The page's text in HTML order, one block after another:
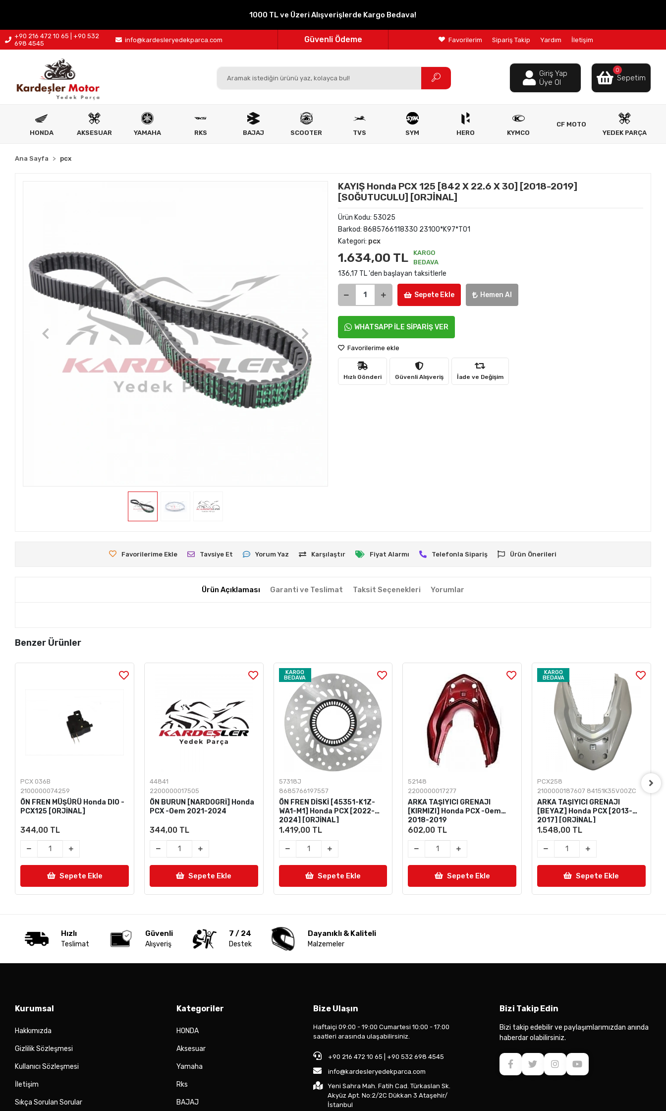
1000 TL ve Üzeri Alışverişlerde Kargo Bedava!
+90 216 472 10 65 | +90 532
698 4545
info@kardesleryedekparca.com
Parçanızın Online Adresi
100% Orijinal Ürün
Güvenli Ödeme
Ücretsiz İade
Favorilerim Sipariş Takip Yardım İletişim
Giriş Yap
Üye Ol
0
Sepetim
HONDA AKSESUAR YAMAHA RKS BAJAJ SCOOTER TVS SYM HERO KYMCO
CF MOTO
YEDEK PARÇA
Ana Sayfa pcx
KAYIŞ Honda PCX 125 [842 X 22.6 X 30] [2018-2019]
[SOĞUTUCULU] [ORJİNAL]
Ürün Kodu: 53025
Barkod: 8685766118330 23100*K97*T01
Kategori: pcx
1.634,00 TL
KARGO
BEDAVA
136,17 TL 'den başlayan taksitlerle
Sepete Ekle Hemen Al
WHATSAPP İLE SİPARİŞ VER
Favorilerime ekle
Hızlı Gönderi Güvenli Alışveriş İade ve Değişim
Favorilerime Ekle Tavsiye Et Yorum Yaz Karşılaştır Fiyat Alarmı Telefonla Sipariş Ürün Önerileri
Ürün Açıklaması Garanti ve Teslimat Taksit Seçenekleri Yorumlar
Benzer Ürünler
PCX 036B
2100000074259
ÖN FREN MÜŞÜRÜ Honda DIO -
PCX125 [ORJİNAL]
344,00 TL
Sepete Ekle
44841
2200000017505
ÖN BURUN [NARDOGRİ] Honda
PCX -Oem 2021-2024
344,00 TL
Sepete Ekle
KARGO
BEDAVA
57318J
8685766197557
ÖN FREN DİSKİ [45351-K1Z-
WA1-M1] Honda PCX [2022-
2024] [ORJİNAL]
1.419,00 TL
Sepete Ekle
52148
2200000017277
ARKA TAŞIYICI GRENAJI
[KIRMIZI] Honda PCX -Oem
2018-2019
602,00 TL
Sepete Ekle
KARGO
BEDAVA
PCX258
2100000187607 84151K35V00ZC
ARKA TAŞIYICI GRENAJI
[BEYAZ] Honda PCX [2013-
2017] [ORJİNAL]
1.548,00 TL
Sepete Ekle
Hızlı
Teslimat
Güvenli
Alışveriş
7 / 24
Destek
Dayanıklı & Kaliteli
Malzemeler
Kurumsal
Hakkımızda
Gizlilik Sözleşmesi
Kullanıcı Sözleşmesi
İletişim
Sıkça Sorulan Sorular
Kategoriler
HONDA
Aksesuar
Yamaha
Rks
BAJAJ
Bize Ulaşın
Haftaiçi 09:00 - 19:00 Cumartesi 10:00 - 17:00
saatleri arasında ulaşabilirsiniz.
+90 216 472 10 65 | +90 532 698 4545
info@kardesleryedekparca.com
Yeni Sahra Mah. Fatih Cad. Türkaslan Sk.
Akyüz Apt. No:2/2C Dükkan 3 Ataşehir/
İstanbul
Bizi Takip Edin
Bizi takip edebilir ve paylaşımlarımızdan anında
haberdar olabilirsiniz.